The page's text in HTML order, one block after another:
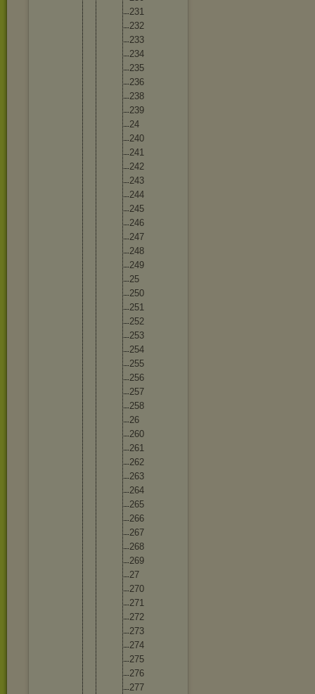
231
232
233
234
235
236
238
239
24
240
241
242
243
244
245
246
247
248
249
25
250
251
252
253
254
255
256
257
258
26
260
261
262
263
264
265
266
267
268
269
27
270
271
272
273
274
275
276
277